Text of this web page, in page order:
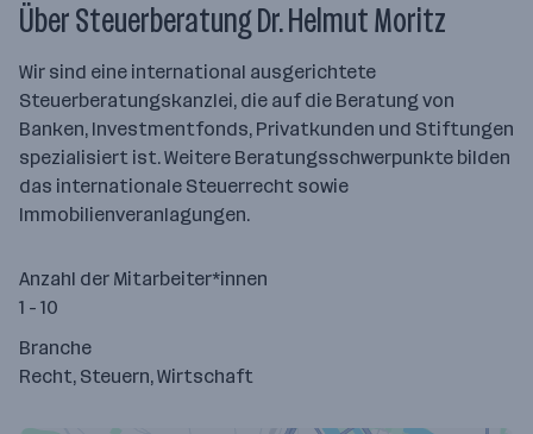
Über Steuerberatung Dr. Helmut Moritz
Wir sind eine international ausgerichtete
Steuerberatungskanzlei, die auf die Beratung von
Banken, Investmentfonds, Privatkunden und Stiftungen
spezialisiert ist. Weitere Beratungsschwerpunkte bilden
das internationale Steuerrecht sowie
Immobilienveranlagungen.
Anzahl der Mitarbeiter*innen
1 - 10
Branche
Recht, Steuern, Wirtschaft